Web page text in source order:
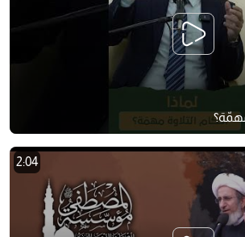
مهمّة؟
2:04